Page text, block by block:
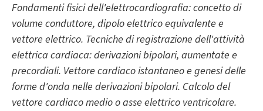
Fondamenti fisici dell'elettrocardiografia: concetto di
volume conduttore, dipolo elettrico equivalente e
vettore elettrico. Tecniche di registrazione dell'attività
elettrica cardiaca: derivazioni bipolari, aumentate e
precordiali. Vettore cardiaco istantaneo e genesi delle
forme d'onda nelle derivazioni bipolari. Calcolo del
vettore cardiaco medio o asse elettrico ventricolare.